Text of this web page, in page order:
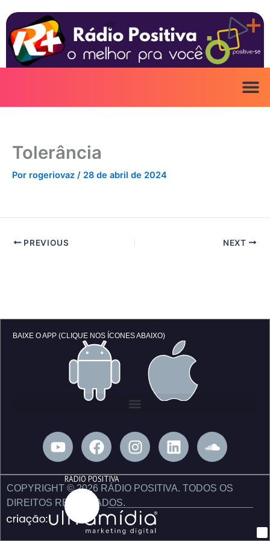
para
conteúdo
Tolerância
Por rogeriovaz / 28 de abril de 2024
PREVIOUS NEXT
BAIXE O APP (CLIQUE NOS ÍCONES ABAIXO)
Y
o
t
u
b
e
F
a
e
b
o
o
I
n
t
g
r
L
i
k
d
S
o
n
c
COPYRIGHT © 2026 RÁDIO POSITIVA. TODOS OS
DIREITOS RESERVADOS.
RÁDIO POSITIVA